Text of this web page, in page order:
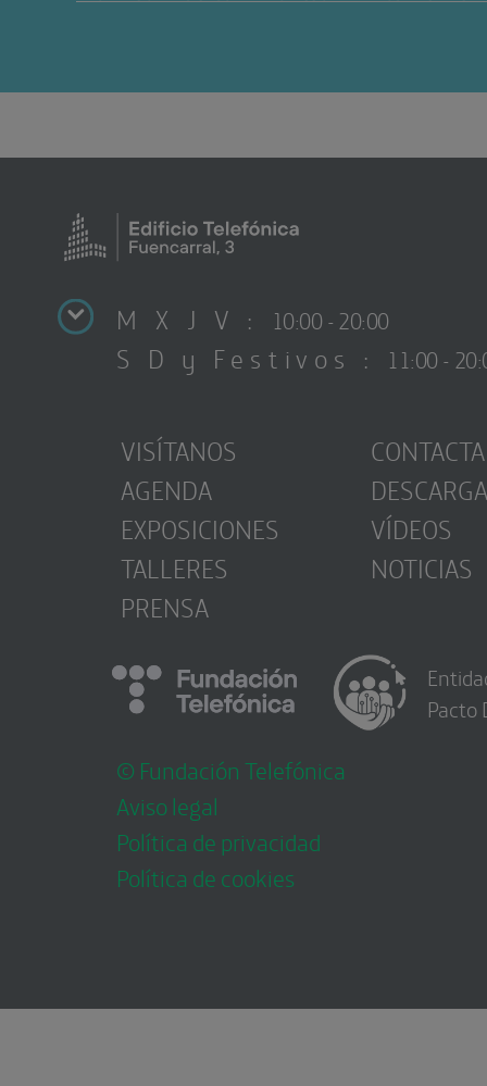
M X J V : 10:00 - 20:00
S D y Festivos : 11:00 -
VISÍTANOS
AGENDA
EXPOSICIONES
TALLERES
PRENSA
CONTACTA
VÍDEOS
NOTICIAS
© Fundación Telefónica
Aviso legal
Política de privacidad
Política de cookies
Pacto